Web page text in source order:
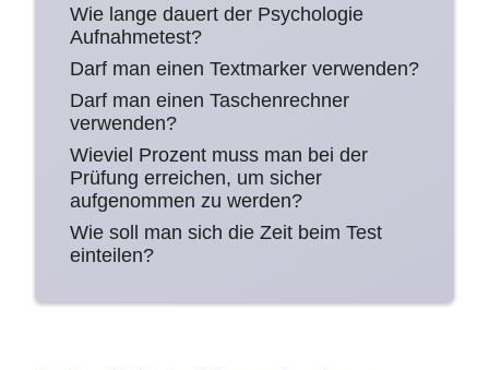
Wie lange dauert der Psychologie
Aufnahmetest?
Darf man einen Textmarker verwenden?
Darf man einen Taschenrechner
verwenden?
Wieviel Prozent muss man bei der
Prüfung erreichen, um sicher
aufgenommen zu werden?
Wie soll man sich die Zeit beim Test
einteilen?